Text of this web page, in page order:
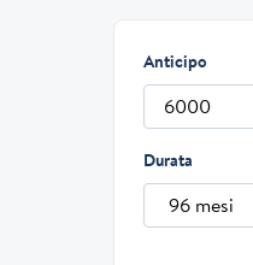
Anticipo
Durata